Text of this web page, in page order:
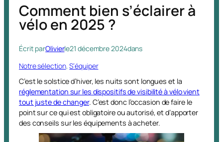
Comment bien s’éclairer à
vélo en 2025 ?
Écrit parOlivierle21 décembre 2024dans
Notre sélection, S’équiper
C’est le solstice d’hiver, les nuits sont longues et la
réglementation sur les dispositifs de visibilité à vélo vient
tout juste de changer. C’est donc l’occasion de faire le
point sur ce qui est obligatoire ou autorisé, et d’apporter
des conseils sur les équipements à acheter.